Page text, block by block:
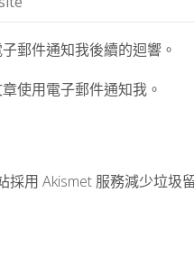
郵件通知我後續的迴響。
使用電子郵件通知我。
採用 Akismet 服務減少垃圾